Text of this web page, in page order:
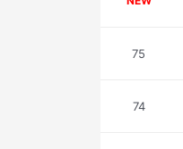
75
74